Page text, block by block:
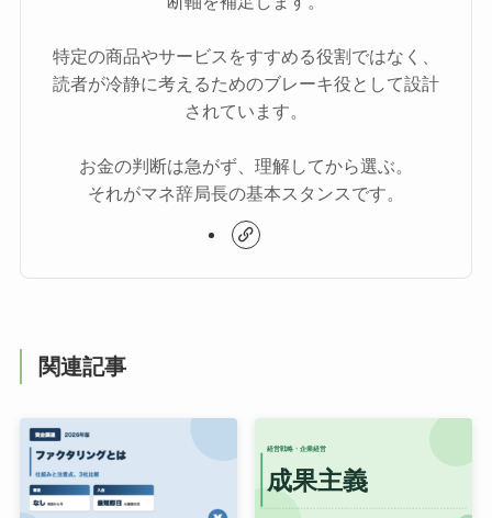
特定の商品やサービスをすすめる役割ではなく、
読者が冷静に考えるためのブレーキ役として設計
されています。
お金の判断は急がず、理解してから選ぶ。
それがマネ辞局長の基本スタンスです。
関連記事